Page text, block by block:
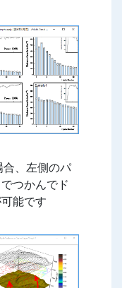
、左側のパ
つかんでド
能です